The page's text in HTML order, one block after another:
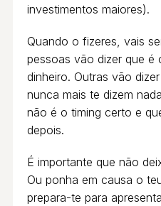
investimentos maiores).
Quando o fizeres, vais
pessoas vão dizer que é
dinheiro. Outras vão
nunca mais te dizem
não é o timing certo e
depois.
É importante que não
Ou ponha em causa o
prepara-te para